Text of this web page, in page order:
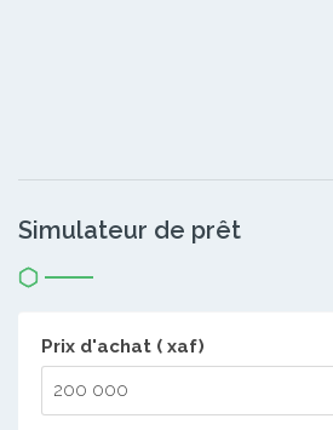
Simulateur de prêt
Prix d'achat ( xaf)